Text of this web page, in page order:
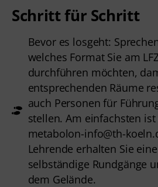
Schritt für Schritt
Bevor es losgeht:
welches Format Sie am
durchführen möchten,
entsprechenden Räume
auch Personen für
stellen. Am einfachsten
metabolon-info@th-
Lehrende erhalten Sie
selbständige Rundgänge
dem Gelände.